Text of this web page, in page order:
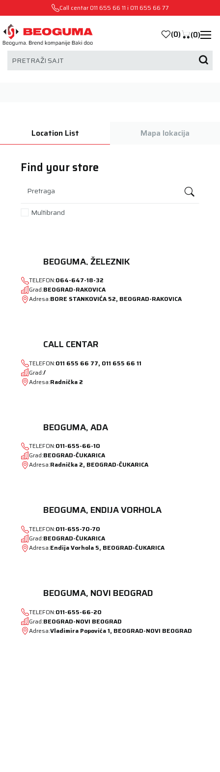
Call centar 011 655 66 11 i 011 655 66 77
PRETRAŽI SAJT
(0) (0)
Location List Mapa lokacija
Find your store
Pretraga
Multibrand
BEOGUMA, ŽELEZNIK
TELEFON:064-647-18-32
Grad:BEOGRAD-RAKOVICA
Adresa:
BORE STANKOVIĆA 52, BEOGRAD-RAKOVICA
CALL CENTAR
TELEFON:011 655 66 77, 011 655 66 11
Grad:/
Adresa:Radnička 2
BEOGUMA, ADA
TELEFON:011-655-66-10
Grad:BEOGRAD-ČUKARICA
Adresa:
Radnička 2, BEOGRAD-ČUKARICA
BEOGUMA, ENDIJA VORHOLA
TELEFON:011-655-70-70
Grad:BEOGRAD-ČUKARICA
Adresa:
Endija Vorhola 5, BEOGRAD-ČUKARICA
BEOGUMA, NOVI BEOGRAD
TELEFON:011-655-66-20
Grad:BEOGRAD-NOVI BEOGRAD
Adresa:
Vladimira Popovića 1, BEOGRAD-NOVI BEOGRAD